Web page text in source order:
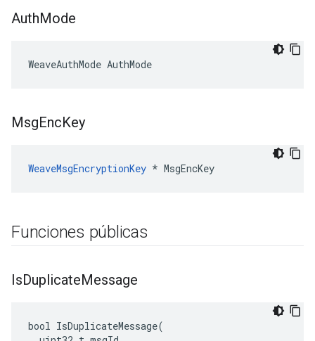
AuthMode
WeaveAuthMode AuthMode
MsgEncKey
WeaveMsgEncryptionKey * MsgEncKey
Funciones públicas
IsDuplicateMessage
bool IsDuplicateMessage(